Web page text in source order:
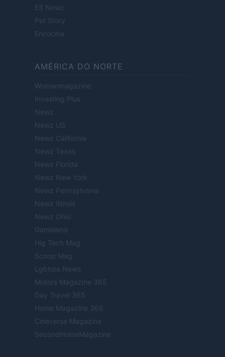
ES Newz
Pet Story
Encocina
AMÉRICA DO NORTE
Womanmagazine
Investing Plus
Newz
Newz US
Newz California
Newz Texas
Newz Florida
Newz New York
Newz Pennsylvania
Newz Illinois
Newz Ohio
Gameland
Hig Tech Mag
Scoop Mag
Lgbtqia News
Motors Magazine 365
Day Travel 365
Home Magazine 365
Cineverse Magazine
SecondHomeMagazine